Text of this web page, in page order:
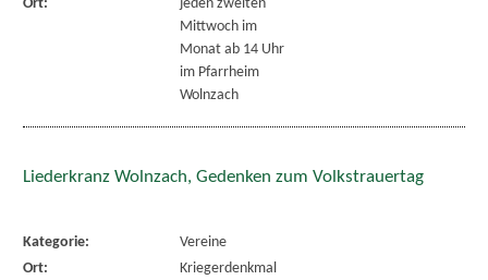
Ort:
jeden zweiten
Mittwoch im
Monat ab 14 Uhr
im Pfarrheim
Wolnzach
Liederkranz Wolnzach, Gedenken zum Volkstrauertag
Kategorie:
Vereine
Ort:
Kriegerdenkmal